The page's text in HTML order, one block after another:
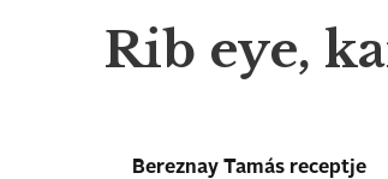
Rib eye,
Bereznay Tamás receptje